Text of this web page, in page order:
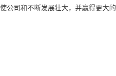
公司和不断发展壮大，并赢得更大的